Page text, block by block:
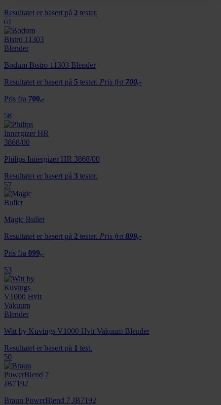
annonser et personlig preg, for å levere sosiale
mediefunksjoner og for å analysere trafikken vår. Vi deler
dessuten informasjon om hvordan du bruker nettstedet
vårt, med partnerne våre innen sosiale medier,
med annen informasjon du har gjort tilgjengelig for dem,
eller som de har samlet inn gjennom din bruk av
tjenestene deres.
Resultatet er basert på 2 tester.
61
Bodum Bistro 11303 Blender
Resultatet er basert på 5 tester. Pris fra 700,-
Pris fra 700,-
58
Philips Innergizer HR 3868/00
Resultatet er basert på 3 tester.
57
Magic Bullet
Resultatet er basert på 2 tester. Pris fra 899,-
Pris fra 899,-
53
Witt by Kuvings V1000 Hvit Vakuum Blender
Resultatet er basert på 1 test.
50
Braun PowerBlend 7 JB7192